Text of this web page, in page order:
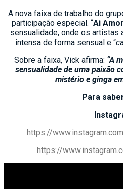
A nova faixa de trabalho do
participação especial. “Ai Amor
sensualidade, onde os artistas
intensa de forma sensual e “
Sobre a faixa, Vick afirma: “A
sensualidade de uma paixão
mistério e ginga
Para
https://
https://